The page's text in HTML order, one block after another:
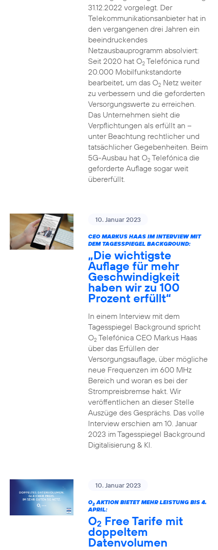
31.12.2022 vorgelegt. Der
Telekommunikationsanbieter hat in
den vergangenen drei Jahren ein
beeindruckendes
Netzausbauprogramm absolviert:
Seit 2020 hat O2Telefónica rund
20.000 Mobilfunkstandorte
bearbeitet, um das O2Netz weiter
zu verbessern und die geforderten
Versorgungswerte zu erreichen.
Das Unternehmen sieht die
Verpflichtungen als erfüllt an –
unter Beachtung rechtlicher und
tatsächlicher Gegebenheiten. Beim
5G-Ausbau hat O2Telefónica die
geforderte Auflage sogar weit
übererfüllt.
10. Januar 2023
CEO MARKUS HAAS IM INTERVIEW MIT
DEM TAGESSPIEGEL BACKGROUND:
„Die wichtigste
Auflage für mehr
Geschwindigkeit
haben wir zu 100
Prozent erfüllt“
In einem Interview mit dem
Tagesspiegel Background spricht
O2Telefónica CEO Markus Haas
über das Erfüllen der
Versorgungsauflage, über mögliche
neue Frequenzen im 600 MHz
Bereich und woran es bei der
Strompreisbremse hakt. Wir
veröffentlichen an dieser Stelle
Auszüge des Gesprächs. Das volle
Interview erschien am 10. Januar
2023 im Tagesspiegel Background
Digitalisierung & KI.
10. Januar 2023
O2AKTION BIETET MEHR LEISTUNG BIS 4.
APRIL:
O2 Free Tarife mit
doppeltem
Datenvolumen